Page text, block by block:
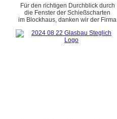
Für den richtigen Durchblick durch
die Fenster der Schießscharten
im Blockhaus, danken wir der Firma